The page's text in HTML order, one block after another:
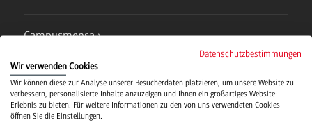
Campusmensa
Hochschulsport
Verwaltung
Datenschutzbestimmungen
Wir verwenden Cookies
Wir können diese zur Analyse unserer Besucherdaten platzieren, um unsere Website zu
verbessern, personalisierte Inhalte anzuzeigen und Ihnen ein großartiges Website-
Erlebnis zu bieten. Für weitere Informationen zu den von uns verwendeten Cookies
öffnen Sie die Einstellungen.